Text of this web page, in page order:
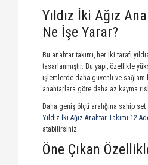
Yıldız İki Ağız
Ne İşe Yarar?
Bu anahtar takımı, her iki tarafı
tasarlanmıştır. Bu yapı, özellikle
işlemlerde daha güvenli ve sağlam
anahtarlara göre daha az kayma
Daha geniş ölçü aralığına sahip
Yıldız İki Ağız Anahtar Takımı 12
atabilirsiniz.
Öne Çıkan